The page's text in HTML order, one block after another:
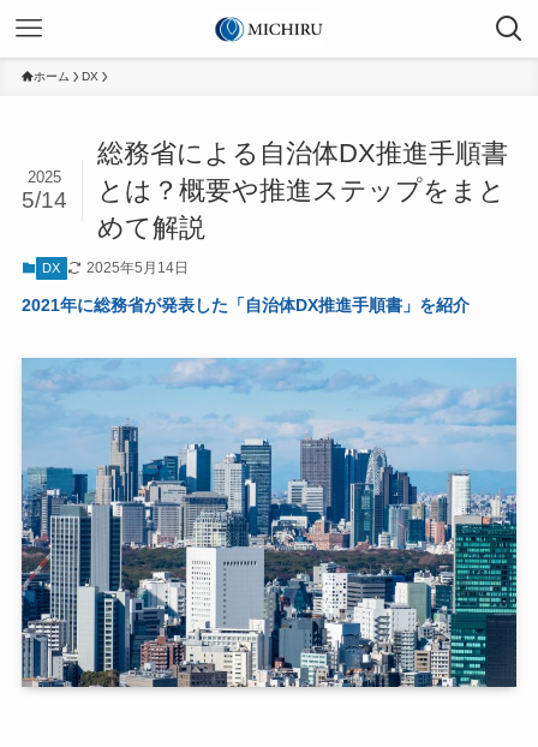
ホーム DX
総務省による自治体DX推進手順書
とは？概要や推進ステップをまと
めて解説
2025
5/14
DX 2025年5月14日
2021年に総務省が発表した「自治体DX推進手順書」を紹介